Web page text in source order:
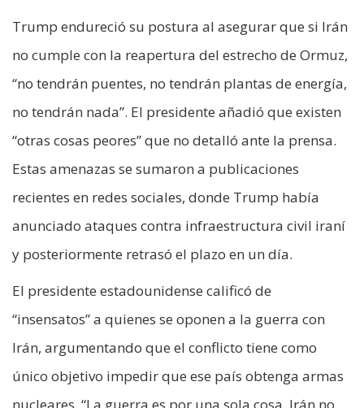
Trump endureció su postura al asegurar que si Irán
no cumple con la reapertura del estrecho de Ormuz,
“no tendrán puentes, no tendrán plantas de energía,
no tendrán nada”. El presidente añadió que existen
“otras cosas peores” que no detalló ante la prensa.
Estas amenazas se sumaron a publicaciones
recientes en redes sociales, donde Trump había
anunciado ataques contra infraestructura civil iraní
y posteriormente retrasó el plazo en un día.
El presidente estadounidense calificó de
“insensatos” a quienes se oponen a la guerra con
Irán, argumentando que el conflicto tiene como
único objetivo impedir que ese país obtenga armas
nucleares. “La guerra es por una sola cosa. Irán no